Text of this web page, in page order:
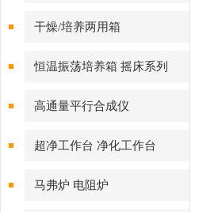
干燥/培养两用箱
恒温振荡培养箱 摇床系列
高通量平行合成仪
超净工作台 净化工作台
马弗炉 电阻炉